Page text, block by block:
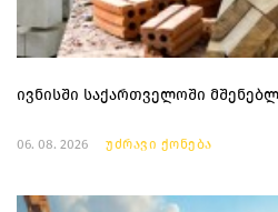
ივნისში საქართველოში
06. 08. 2026 უძრავი ქონება